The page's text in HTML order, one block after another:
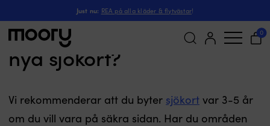
Just nu: REA på alla kläder & flytvästar!
Sök
0
Hur ofta behöver jag köpa
nya sjökort?
Vi rekommenderar att du byter sjökort var 3-5 år
om du vill vara på säkra sidan. Har du områden